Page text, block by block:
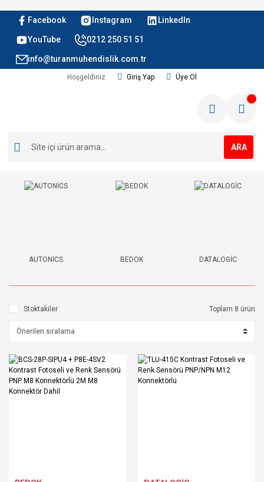
Facebook Instagram LinkedIn
YouTube 0212 250 51 51
info@turanmuhendislik.com.tr
Hoşgeldiniz Giriş Yap Üye Ol
ARA
AUTONİCS BEDOK DATALOGİC
Stoktakiler Toplam 8 ürün